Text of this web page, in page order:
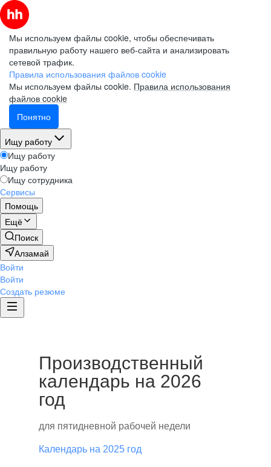
Мы используем файлы cookie, чтобы обеспечивать
правильную работу нашего веб-сайта и анализировать
сетевой трафик.
Правила использования файлов cookie
Мы используем файлы cookie. Правила использования
файлов cookie
Понятно
Ищу работу
Ищу работу
Ищу работу
Ищу сотрудника
Сервисы
Помощь
Ещё
Поиск
Алзамай
Войти
Войти
Создать резюме
Производственный
календарь на 2026
год
для пятидневной рабочей недели
Календарь на 2025 год